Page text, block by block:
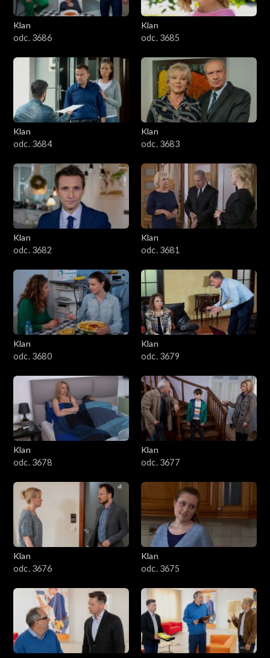
2001–2100
1901–2000
1801–1900
1701–1800
1601–1700
1501–1600
1401–1500
1301–1400
1201–1300
1101–1200
1001–1100
901–1000
801–900
701–800
601–700
501–600
401–500
301–400
201–300
101–200
1–100
Klan
odc. 3686
Klan
odc. 3685
Klan
odc. 3684
Klan
odc. 3683
Klan
odc. 3682
Klan
odc. 3681
Klan
odc. 3680
Klan
odc. 3679
Klan
odc. 3678
Klan
odc. 3677
Klan
odc. 3676
Klan
odc. 3675